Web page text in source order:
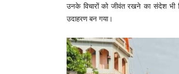
उनके विचारों को जीवंत रखने का संदेश भी
उदाहरण बन गया।